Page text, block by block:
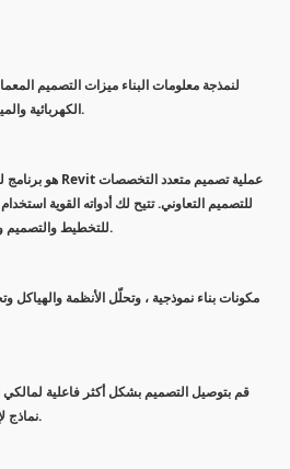
الكهربائية والميكانيكية والهندسة الإنشائية ، والبناء.
للتصميم التعاوني. تتيح لك أدواته القوية
للتخطيط والتصميم والبناء وإدارة المباني والبنية التحتية.
مكونات بناء نموذجية ، وتحلّل الأنظمة والهياكل
قم بتوصيل التصميم بشكل أكثر فاعلية
نماذج لإنشاء صور ثلاثية الأبعاد عالية التأثير.